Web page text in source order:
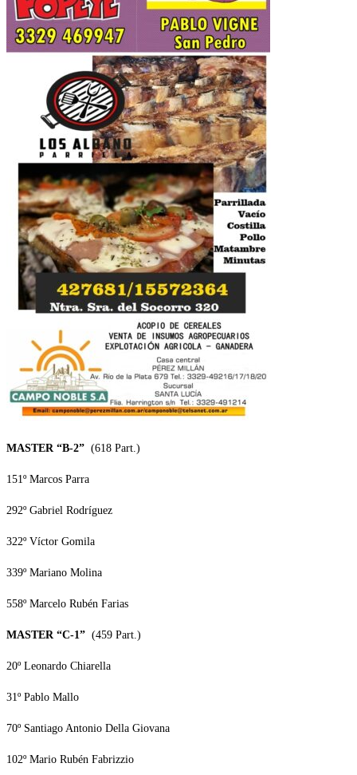
MASTER “B-2” (618 Part.)
151º Marcos Parra
292º Gabriel Rodríguez
322º Víctor Gomila
339º Mariano Molina
558º Marcelo Rubén Farias
MASTER “C-1” (459 Part.)
20º Leonardo Chiarella
31º Pablo Mallo
70º Santiago Antonio Della Giovana
102º Mario Rubén Fabrizzio